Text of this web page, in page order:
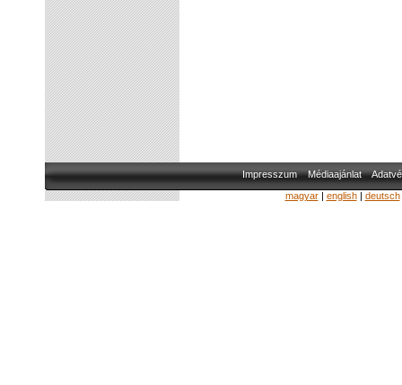
Impresszum Médiaajánlat
magyar| english| deutsch